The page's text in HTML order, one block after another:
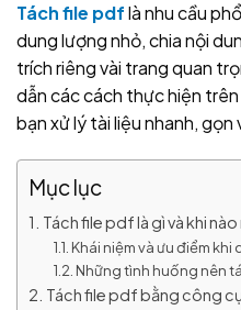
Tách file pdflà nhu cầu
dung lượng nhỏ, chia nội
trích riêng vài trang quan
dẫn các cách thực hiện
bạn xử lý tài liệu nhanh, gọn
Mục lục
Tách file pdf là gì và khi
Khái niệm và ưu điểm khi
Những tình huống nên
Tách file pdf bằng công